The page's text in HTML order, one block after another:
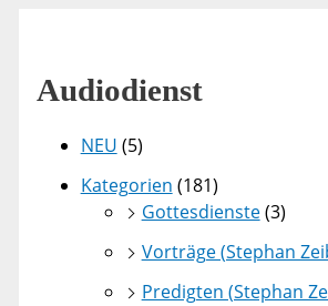
Audiodienst
NEU (5)
Kategorien (181)
Gottesdienste(3)
Vorträge (Stephan
Predigten (Stephan